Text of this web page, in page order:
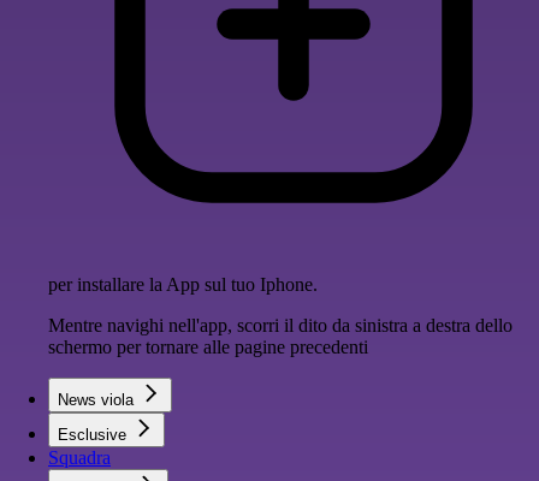
per installare la App sul tuo Iphone.
Mentre navighi nell'app, scorri il dito da sinistra a destra dello
schermo per tornare alle pagine precedenti
News viola
Esclusive
Squadra